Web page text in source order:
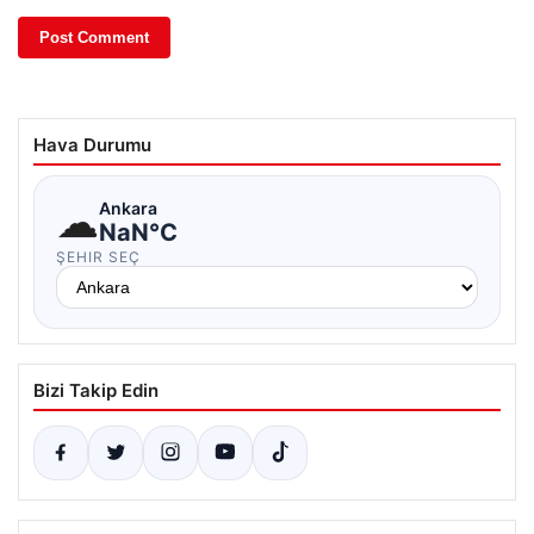
Hava Durumu
☁Ankara
NaN°C
ŞEHIR SEÇ
Bizi Takip Edin